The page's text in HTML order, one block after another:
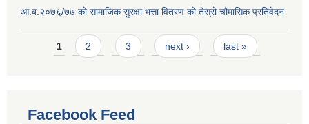
आ.ब.२०७६/७७ को सामाजिक सुरक्षा भत्ता वितरण को तेस्रो चौमासिक प्रतिवेदन
Pages
1 2 3 next › last »
Facebook Feed